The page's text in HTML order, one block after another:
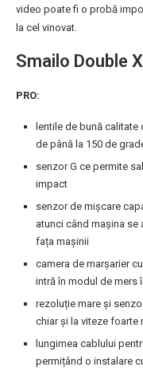
video poate fi o probă
la cel vinovat.
Smailo Double
PRO:
lentile de bună calitate
de până la 150 de
senzor G ce permite
impact
senzor de mișcare
atunci când mașina se
fața mașinii
camera de marșarier
intră în modul de mers
rezoluție mare și
chiar și la viteze foarte
lungimea cablului
permițând o instalare